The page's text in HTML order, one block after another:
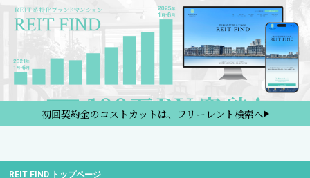
初回契約金のコストカットは、フリーレント検索へ
REIT FIND トップページ